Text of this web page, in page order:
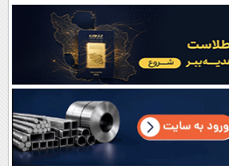
آرشیو
نظرسنجی
آب و هوا
اوقات شرعی
سواد زندگی